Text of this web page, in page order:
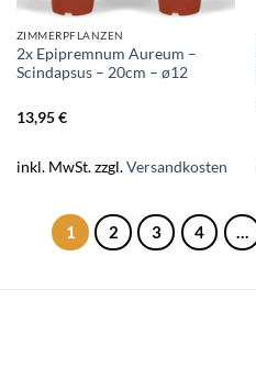
ZIMMERPFLANZEN
2x Epipremnum Aureum –
Scindapsus – 20cm – ø12
13,95€
inkl. MwSt.zzgl.Versandkosten
1 2 3 4